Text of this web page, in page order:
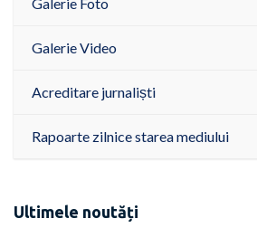
Galerie Foto
Galerie Video
Acreditare jurnaliști
Rapoarte zilnice starea mediului
Ultimele noutăți